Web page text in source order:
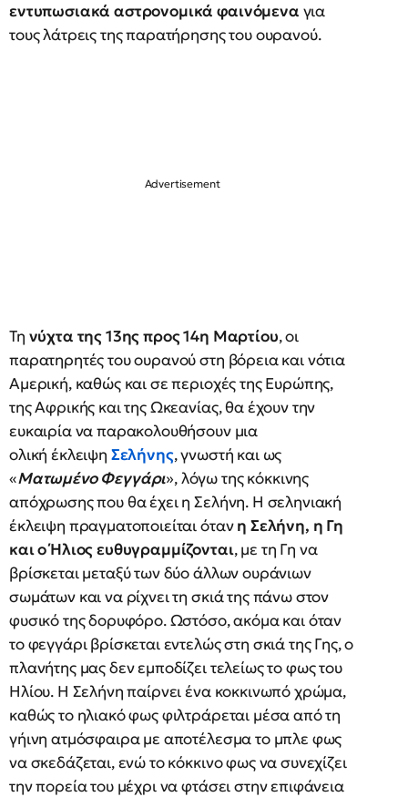
εντυπωσιακά αστρονομικά φαινόμενα για
τους λάτρεις της παρατήρησης του ουρανού.
Τη νύχτα της 13ης προς 14η Μαρτίου, οι
παρατηρητές του ουρανού στη βόρεια και νότια
Αμερική, καθώς και σε περιοχές της Ευρώπης,
της Αφρικής και της Ωκεανίας, θα έχουν την
ευκαιρία να παρακολουθήσουν μια
ολική έκλειψη Σελήνης, γνωστή και ως
«Ματωμένο Φεγγάρι», λόγω της κόκκινης
απόχρωσης που θα έχει η Σελήνη. Η σεληνιακή
έκλειψη πραγματοποιείται ότανη Σελήνη, η Γη
και ο Ήλιος ευθυγραμμίζονται, με τη Γη να
βρίσκεται μεταξύ των δύο άλλων ουράνιων
σωμάτων και να ρίχνει τη σκιά της πάνω στον
φυσικό της δορυφόρο. Ωστόσο, ακόμα και όταν
το φεγγάρι βρίσκεται εντελώς στη σκιά της Γης, ο
πλανήτης μας δεν εμποδίζει τελείως το φως του
Ηλίου. Η Σελήνη παίρνει ένα κοκκινωπό χρώμα,
καθώς το ηλιακό φως φιλτράρεται μέσα από τη
γήινη ατμόσφαιρα με αποτέλεσμα το μπλε φως
να σκεδάζεται, ενώ το κόκκινο φως να συνεχίζει
την πορεία του μέχρι να φτάσει στην επιφάνεια